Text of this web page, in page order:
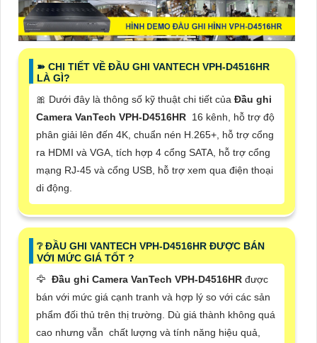
➽ CHI TIẾT VỀ ĐẦU GHI VANTECH VPH-D4516HR
LÀ GÌ?
🎀 Dưới đây là thông số kỹ thuật chi tiết của Đầu ghi
Camera VanTech VPH-D4516HR 16 kênh, hỗ trợ độ
phân giải lên đến 4K, chuẩn nén H.265+, hỗ trợ cổng
ra HDMI và VGA, tích hợp 4 cổng SATA, hỗ trợ cổng
mạng RJ-45 và cổng USB, hỗ trợ xem qua điện thoại
di động.
❔ ĐẦU GHI VANTECH VPH-D4516HR ĐƯỢC BÁN
VỚI MỨC GIÁ TỐT ?
🦅 Đầu ghi Camera VanTech VPH-D4516HR được
bán với mức giá cạnh tranh và hợp lý so với các sản
phẩm đối thủ trên thị trường. Dù giá thành không quá
cao nhưng vẫn chất lượng và tính năng hiệu quả,